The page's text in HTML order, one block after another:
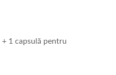
1 capsulă pentru